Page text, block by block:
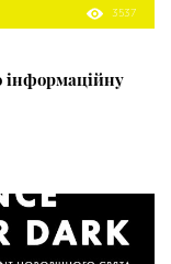
3537